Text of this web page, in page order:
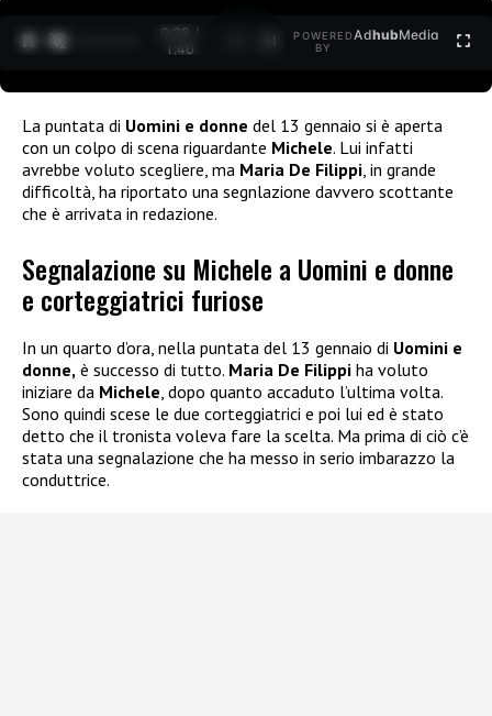
0:30 /
1:40
POWERED
BY
AdhubMedia
La puntata di Uomini e donne del 13 gennaio si è aperta
con un colpo di scena riguardante Michele. Lui infatti
avrebbe voluto scegliere, ma Maria De Filippi , in grande
difficoltà, ha riportato una segnlazione davvero scottante
che è arrivata in redazione.
Segnalazione su Michele a Uomini e donne
e corteggiatrici furiose
In un quarto d’ora, nella puntata del 13 gennaio di Uomini e
donne, è successo di tutto. Maria De Filippi ha voluto
iniziare da Michele, dopo quanto accaduto l’ultima volta.
Sono quindi scese le due corteggiatrici e poi lui ed è stato
detto che il tronista voleva fare la scelta. Ma prima di ciò c’è
stata una segnalazione che ha messo in serio imbarazzo la
conduttrice.